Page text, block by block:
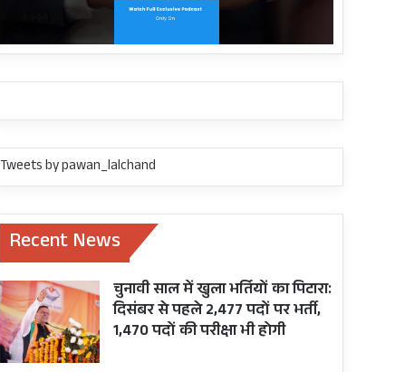
Tweets by pawan_lalchand
Recent News
चुनावी साल में खुला भर्तियों का पिटारा:
दिसंबर से पहले 2,477 पदों पर भर्ती,
1,470 पदों की परीक्षा भी होगी